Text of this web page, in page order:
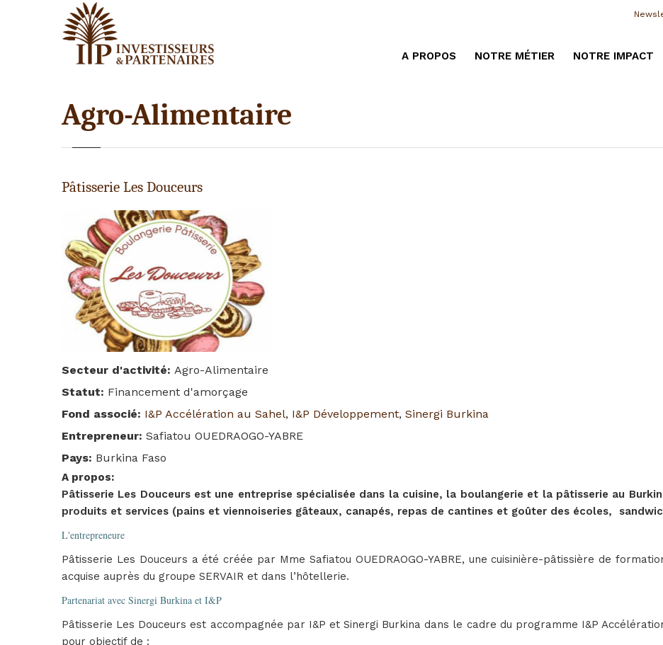
A PROPOS NOTRE MÉTIER NOTRE IMPACT
Agro-Alimentaire
Pâtisserie Les Douceurs
Secteur d'activité: Agro-Alimentaire
Statut: Financement d'amorçage
Fond associé: I&P Accélération au Sahel, I&P Développement, Sinergi Burkina
Entrepreneur: Safiatou OUEDRAOGO-YABRE
Pays: Burkina Faso
A propos:
Pâtisserie Les Douceurs est une entreprise spécialisée dans la cuisine, la boulangerie et la pâtisserie au
produits et services (pains et viennoiseries gâteaux, canapés, repas de cantines et goûter des écoles,
L'entrepreneure
Pâtisserie Les Douceurs a été créée par Mme Safiatou OUEDRAOGO-YABRE, une cuisinière-pâtissière de
acquise auprès du groupe SERVAIR et dans l’hôtellerie.
Partenariat avec Sinergi Burkina et I&P
Pâtisserie Les Douceurs est accompagnée par I&P et Sinergi Burkina dans le cadre du programme I&P
pour objectif de :